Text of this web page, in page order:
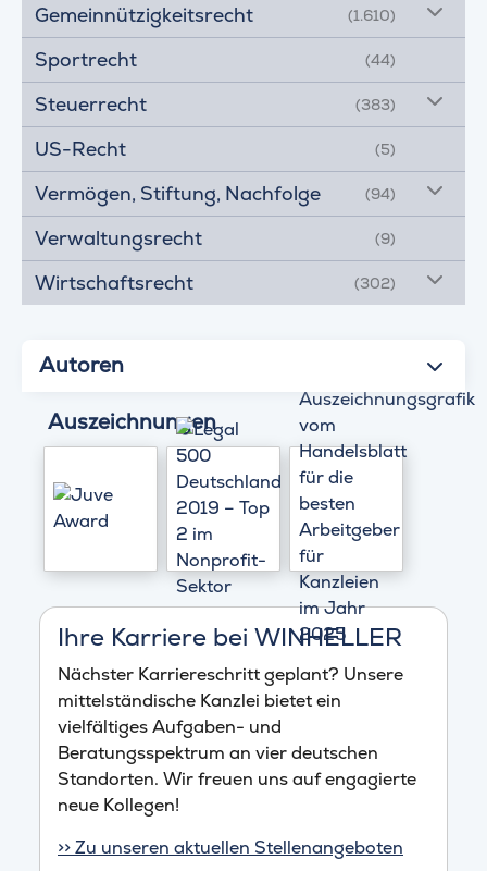
Gemeinnützigkeitsrecht (1.610)
Sportrecht (44)
Steuerrecht (383)
US-Recht (5)
Vermögen, Stiftung, Nachfolge (94)
Verwaltungsrecht (9)
Wirtschaftsrecht (302)
Autoren
Auszeichnungen
Ihre Karriere bei WINHELLER
Nächster Karriereschritt geplant? Unsere
mittelständische Kanzlei bietet ein
vielfältiges Aufgaben- und
Beratungsspektrum an vier deutschen
Standorten. Wir freuen uns auf engagierte
neue Kollegen!
>> Zu unseren aktuellen Stellenangeboten